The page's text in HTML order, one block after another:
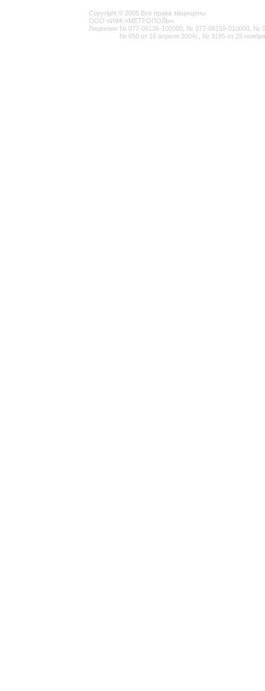
Copyright © 2005 Все права защищены
ООО «ИФК «МЕТРОПОЛЬ»
Лицензии: № 077-06136-100000, № 077-06159-010000, №
№ 650 от 16 апреля 2004г., № 3185 от 25